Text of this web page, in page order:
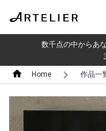
数千点の中からあ
Home 作品一